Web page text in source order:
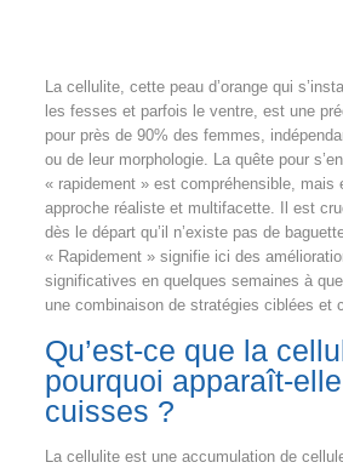
La cellulite, cette peau d’orange qui
les fesses et parfois le ventre, est une
pour près de 90% des femmes,
ou de leur morphologie. La quête pour
« rapidement » est compréhensible, mais
approche réaliste et multifacette. Il est
dès le départ qu’il n’existe pas de
« Rapidement » signifie ici des
significatives en quelques semaines à
une combinaison de stratégies ciblées et
Qu’est-ce que la
pourquoi apparaît-
cuisses ?
La cellulite est une accumulation de